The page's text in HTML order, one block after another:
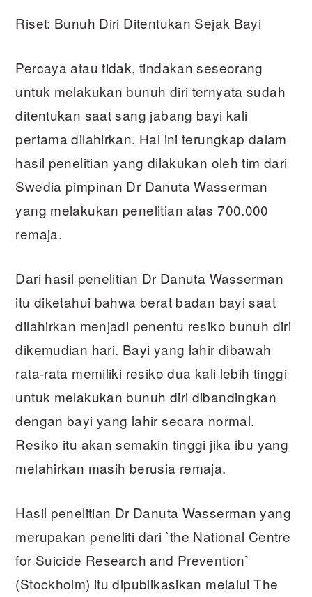
Riset: Bunuh Diri Ditentukan Sejak Bayi
Percaya atau tidak, tindakan seseorang
untuk melakukan bunuh diri ternyata sudah
ditentukan saat sang jabang bayi kali
pertama dilahirkan. Hal ini terungkap dalam
hasil penelitian yang dilakukan oleh tim dari
Swedia pimpinan Dr Danuta Wasserman
yang melakukan penelitian atas 700.000
remaja.
Dari hasil penelitian Dr Danuta Wasserman
itu diketahui bahwa berat badan bayi saat
dilahirkan menjadi penentu resiko bunuh diri
dikemudian hari. Bayi yang lahir dibawah
rata-rata memiliki resiko dua kali lebih tinggi
untuk melakukan bunuh diri dibandingkan
dengan bayi yang lahir secara normal.
Resiko itu akan semakin tinggi jika ibu yang
melahirkan masih berusia remaja.
Hasil penelitian Dr Danuta Wasserman yang
merupakan peneliti dari `the National Centre
for Suicide Research and Prevention`
(Stockholm) itu dipublikasikan melalui The